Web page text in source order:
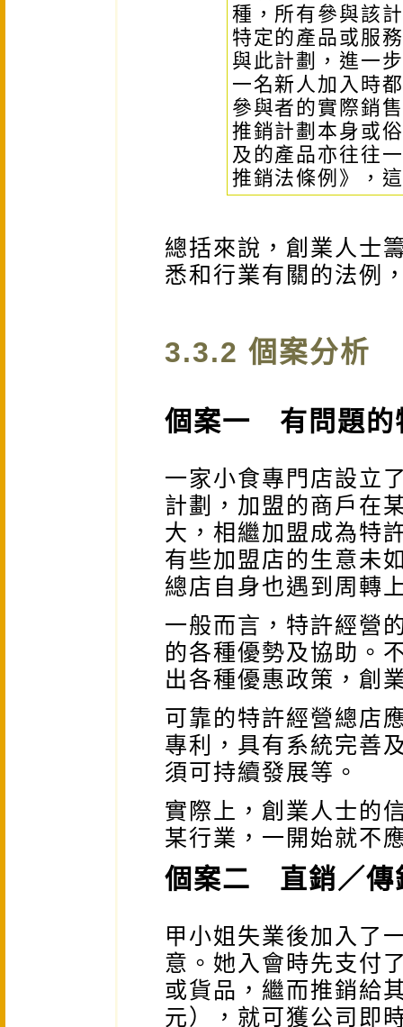
種，所有參與該
特定的產品或服
與此計劃，進一
一名新人加入時
參與者的實際銷
推銷計劃本身或
及的產品亦往往
推銷法條例》，
總括來說，創業人士
悉和行業有關的法例
3.3.2 個案分析
個案一 有問題的
一家小食專門店設立
計劃，加盟的商戶在
大，相繼加盟成為特
有些加盟店的生意未
總店自身也遇到周轉
一般而言，特許經營
的各種優勢及協助。
出各種優惠政策，創
可靠的特許經營總店
專利，具有系統完善
須可持續發展等。
實際上，創業人士的
某行業，一開始就不
個案二 直銷／傳
甲小姐失業後加入了
意。她入會時先支付
或貨品，繼而推銷給
元），就可獲公司即